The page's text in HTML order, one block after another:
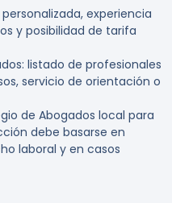
experiencia
y posibilidad de tarifa
listado de profesionales
servicio de orientación o
de Abogados local para
debe basarse en
laboral y en casos